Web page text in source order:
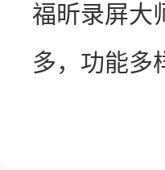
福昕录屏大
多，功能多